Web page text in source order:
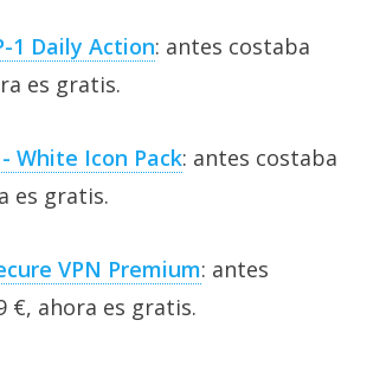
1 Daily Action: antes costaba
es gratis.
White Icon Pack: antes costaba
es gratis.
VPN Premium: antes
€, ahora es gratis.